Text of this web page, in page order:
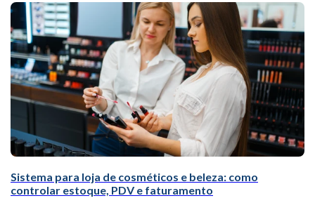
Sistema para loja de cosméticos e beleza: como
controlar estoque, PDV e faturamento